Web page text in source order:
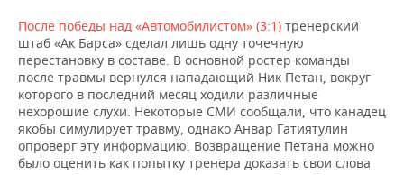
После победы над «Автомобилистом» (3:1) тренерский
штаб «Ак Барса» сделал лишь одну точечную
перестановку в составе. В основной ростер команды
после травмы вернулся нападающий Ник Петан, вокруг
которого в последний месяц ходили различные
нехорошие слухи. Некоторые СМИ сообщали, что канадец
якобы симулирует травму, однако Анвар Гатиятулин
опроверг эту информацию. Возвращение Петана можно
было оценить как попытку тренера доказать свои слова